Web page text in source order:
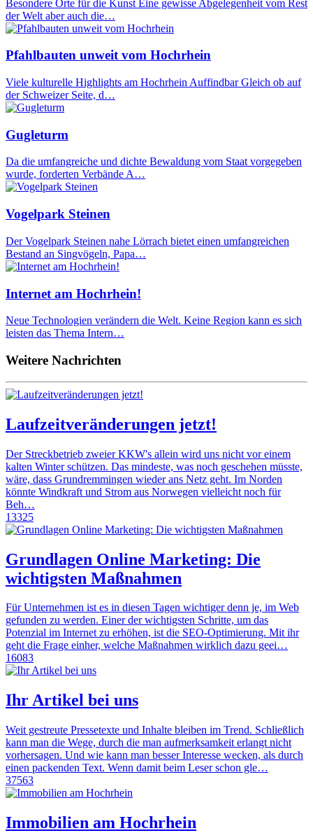
Besondere Orte für die Kunst Eine gewisse Abgelegenheit vom Rest
der Welt aber auch die…
Pfahlbauten unweit vom Hochrhein
Viele kulturelle Highlights am Hochrhein Auffindbar Gleich ob auf
der Schweizer Seite, d…
Gugleturm
Da die umfangreiche und dichte Bewaldung vom Staat vorgegeben
wurde, forderten Verbände A…
Vogelpark Steinen
Der Vogelpark Steinen nahe Lörrach bietet einen umfangreichen
Bestand an Singvögeln, Papa…
Internet am Hochrhein!
Neue Technologien verändern die Welt. Keine Region kann es sich
leisten das Thema Intern…
Weitere Nachrichten
Laufzeitveränderungen jetzt!
Der Streckbetrieb zweier KKW's allein wird uns nicht vor einem
kalten Winter schützen. Das mindeste, was noch geschehen müsste,
wäre, dass Grundremmingen wieder ans Netz geht. Im Norden
könnte Windkraft und Strom aus Norwegen vielleicht noch für
Beh…
13325
Grundlagen Online Marketing: Die
wichtigsten Maßnahmen
Für Unternehmen ist es in diesen Tagen wichtiger denn je, im Web
gefunden zu werden. Einer der wichtigsten Schritte, um das
Potenzial im Internet zu erhöhen, ist die SEO-Optimierung. Mit ihr
geht die Frage einher, welche Maßnahmen wirklich dazu geei…
16083
Ihr Artikel bei uns
Weit gestreute Pressetexte und Inhalte bleiben im Trend. Schließlich
kann man die Wege, durch die man aufmerksamkeit erlangt nicht
vorhersagen. Und wie kann man besser Interesse wecken, als durch
einen packenden Text. Wenn damit beim Leser schon gle…
37563
Immobilien am Hochrhein